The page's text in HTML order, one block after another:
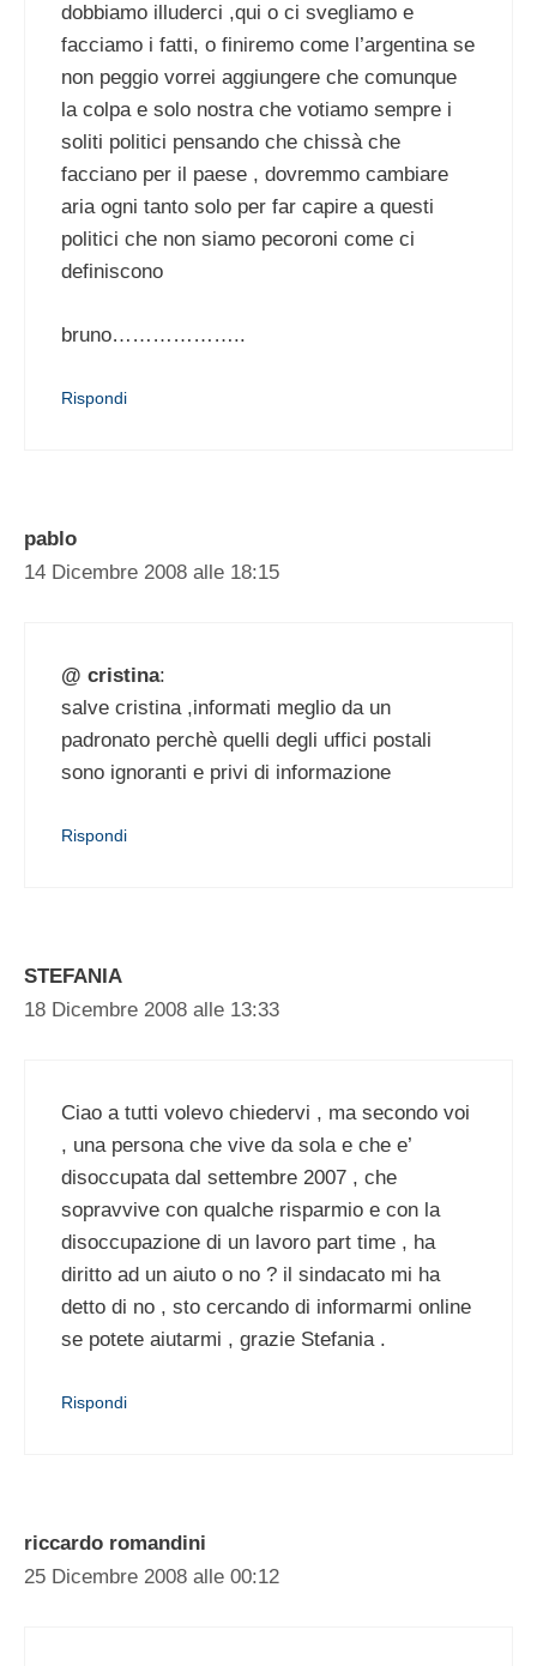
dobbiamo illuderci ,qui o ci svegliamo e
facciamo i fatti, o finiremo come l’argentina se
non peggio vorrei aggiungere che comunque
la colpa e solo nostra che votiamo sempre i
soliti politici pensando che chissà che
facciano per il paese , dovremmo cambiare
aria ogni tanto solo per far capire a questi
politici che non siamo pecoroni come ci
definiscono
bruno………………..
Rispondi
pablo
14 Dicembre 2008 alle 18:15
@ cristina:
salve cristina ,informati meglio da un
padronato perchè quelli degli uffici postali
sono ignoranti e privi di informazione
Rispondi
STEFANIA
18 Dicembre 2008 alle 13:33
Ciao a tutti volevo chiedervi , ma secondo voi
, una persona che vive da sola e che e’
disoccupata dal settembre 2007 , che
sopravvive con qualche risparmio e con la
disoccupazione di un lavoro part time , ha
diritto ad un aiuto o no ? il sindacato mi ha
detto di no , sto cercando di informarmi online
se potete aiutarmi , grazie Stefania .
Rispondi
riccardo romandini
25 Dicembre 2008 alle 00:12